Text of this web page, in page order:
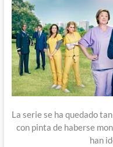
La serie se ha quedado
con pinta de haberse
han